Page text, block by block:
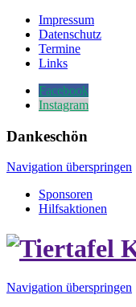
Impressum
Datenschutz
Termine
Links
Facebook
Instagram
Dankeschön
Navigation überspringen
Sponsoren
Hilfsaktionen
Navigation überspringen